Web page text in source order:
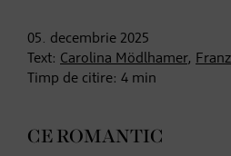
05. decembrie 2025
Text: Carolina Mödlhamer,
Timp de citire: 4 min
CE ROMANTIC